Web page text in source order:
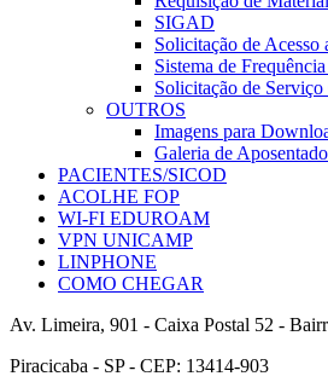
SIGAD
Solicitação de Acesso
Sistema de
Solicitação de
OUTROS
Imagens para
Galeria de
PACIENTES/SICOD
ACOLHE FOP
WI-FI EDUROAM
VPN UNICAMP
LINPHONE
COMO CHEGAR
Av. Limeira, 901 - Caixa Postal 52 -
Piracicaba - SP - CEP: 13414-903